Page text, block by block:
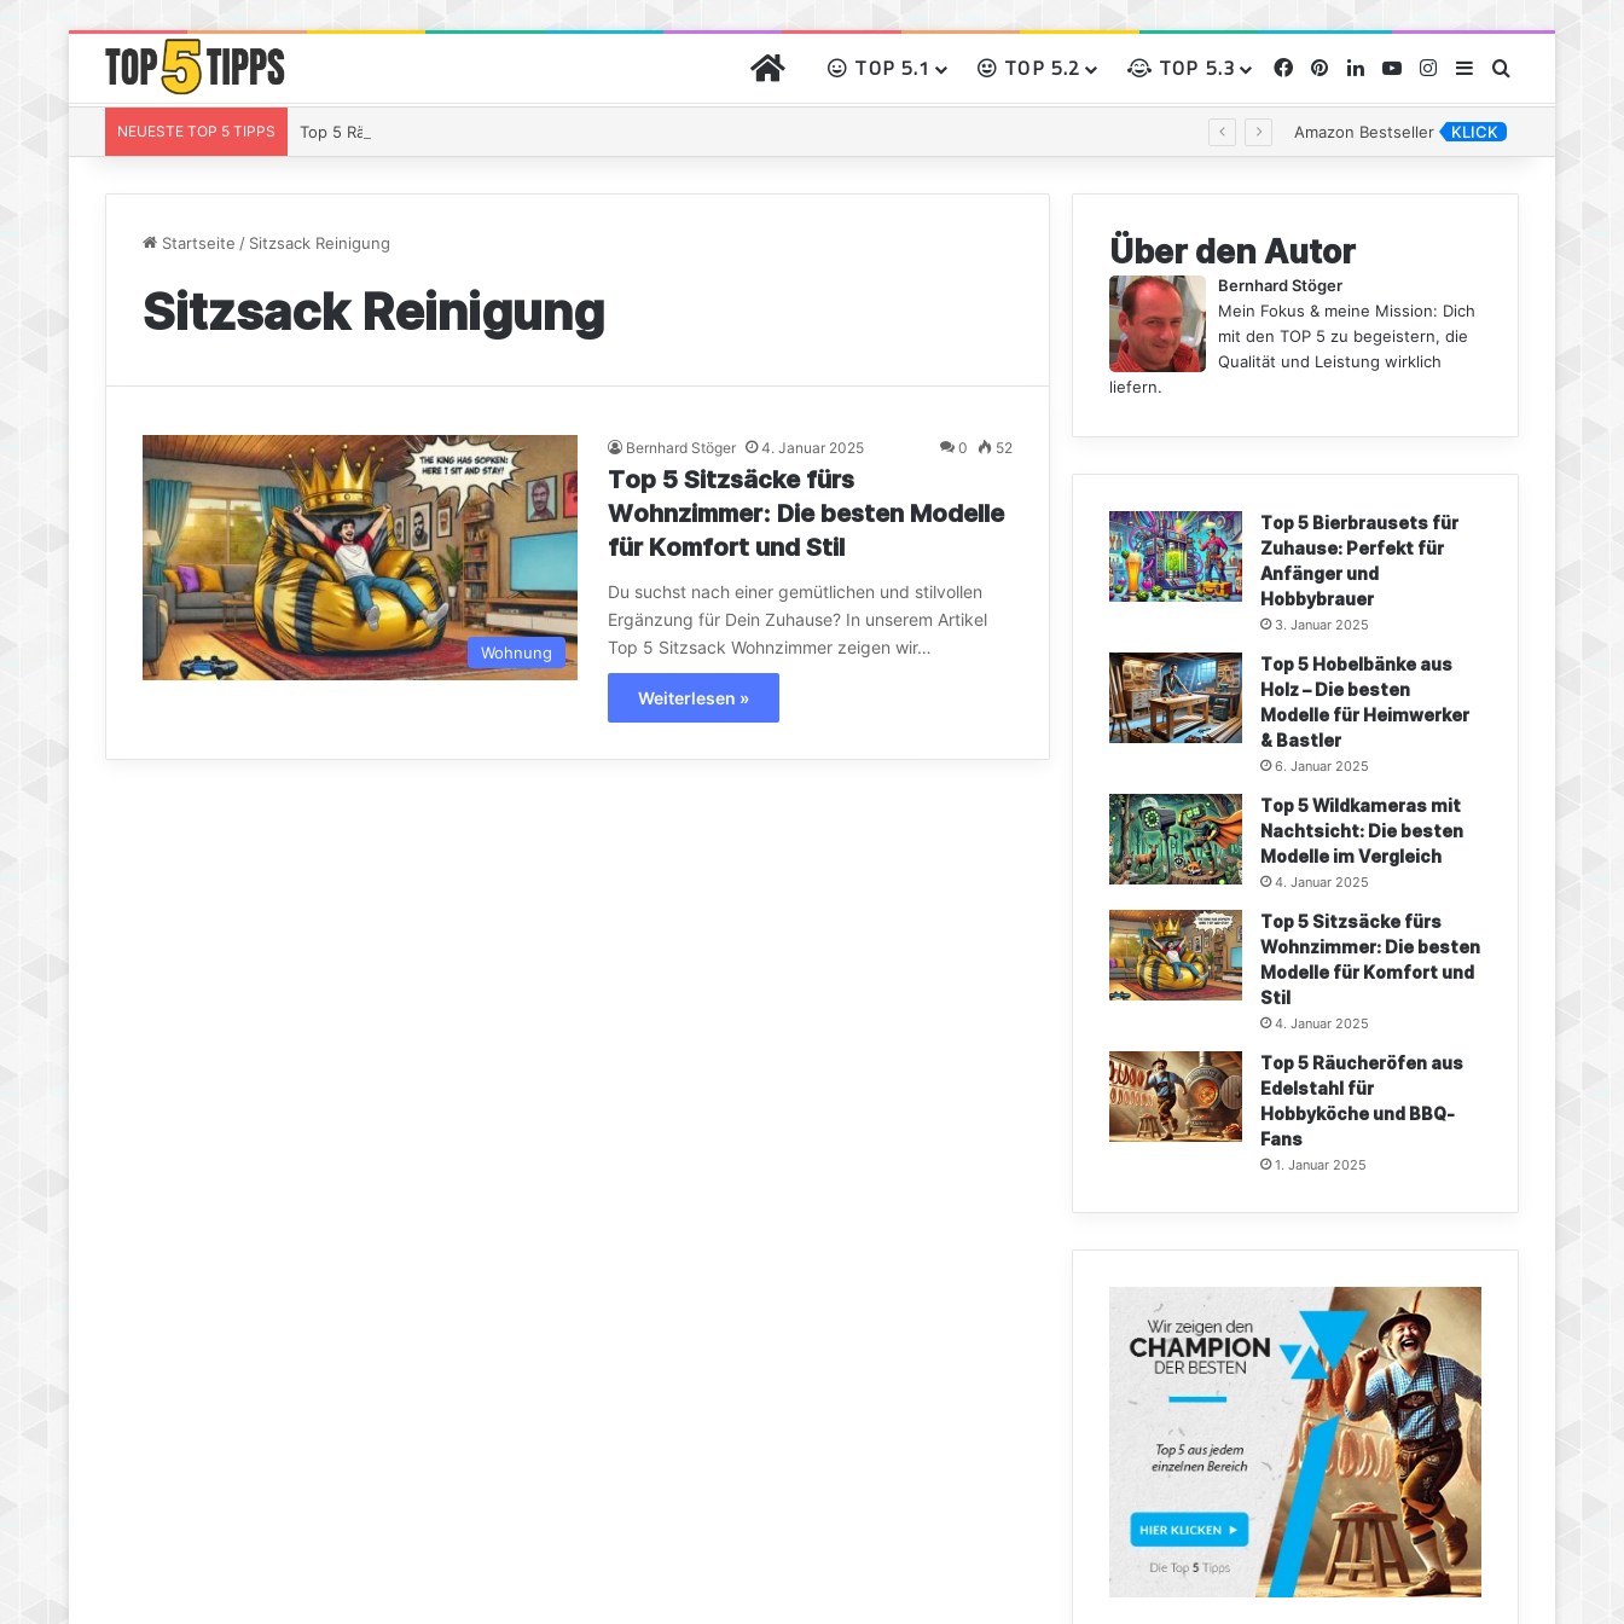
START TOP 5.1 TOP 5.2 TOP 5.3 Facebook
PinterestLinkedInYouTubeInstagram
Sidebar
NEUESTE TOP 5 TIPPS Top 5 Räucherchips Whiskey – So gibst Du Deinem Grillgut das perfekte Raucharoma Amazon Bestseller KLICK
Startseite / Sitzsack Reinigung
Sitzsack Reinigung
Wohnung
Bernhard Stöger 4. Januar 2025 0 52
Top 5 Sitzsäcke fürs
Wohnzimmer: Die besten Modelle
für Komfort und Stil
Du suchst nach einer gemütlichen und stilvollen
Ergänzung für Dein Zuhause? In unserem Artikel
Top 5 Sitzsack Wohnzimmer zeigen wir…
Weiterlesen »
Über den Autor
Bernhard Stöger
Mein Fokus & meine Mission: Dich
mit den TOP 5 zu begeistern, die
Qualität und Leistung wirklich
liefern.
Top 5 Bierbrausets für
Zuhause: Perfekt für
Anfänger und
Hobbybrauer
3. Januar 2025
Top 5 Hobelbänke aus
Holz – Die besten
Modelle für Heimwerker
& Bastler
6. Januar 2025
Top 5 Wildkameras mit
Nachtsicht: Die besten
Modelle im Vergleich
4. Januar 2025
Top 5 Sitzsäcke fürs
Wohnzimmer: Die besten
Modelle für Komfort und
Stil
4. Januar 2025
Top 5 Räucheröfen aus
Edelstahl für
Hobbyköche und BBQ-
Fans
1. Januar 2025